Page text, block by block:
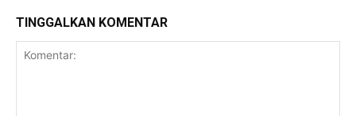
TINGGALKAN KOMENTAR